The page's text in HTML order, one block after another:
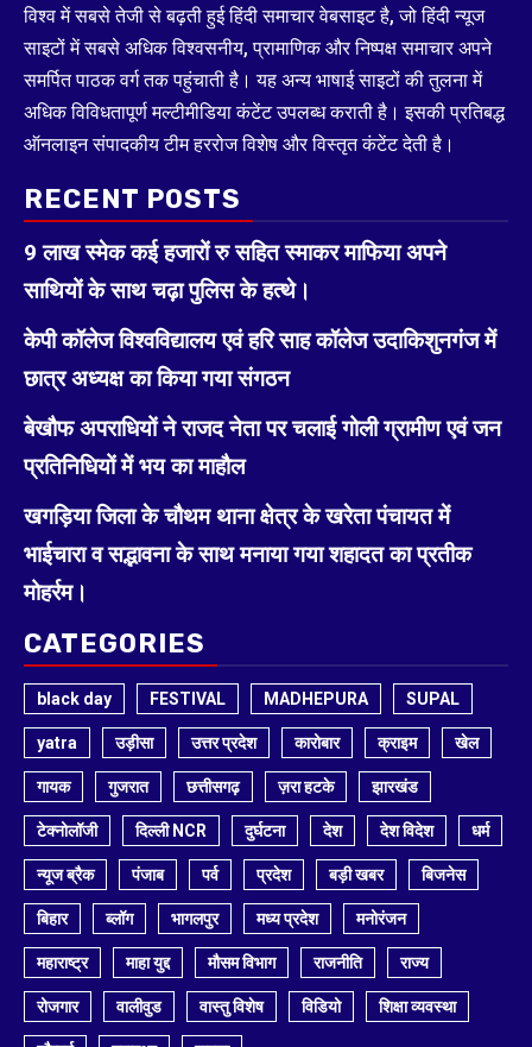
विश्व में सबसे तेजी से बढ़ती हुई हिंदी समाचार वेबसाइट है, जो हिंदी न्यूज
साइटों में सबसे अधिक विश्वसनीय, प्रामाणिक और निष्पक्ष समाचार अपने
समर्पित पाठक वर्ग तक पहुंचाती है। यह अन्य भाषाई साइटों की तुलना में
अधिक विविधतापूर्ण मल्टीमीडिया कंटेंट उपलब्ध कराती है। इसकी प्रतिबद्ध
ऑनलाइन संपादकीय टीम हररोज विशेष और विस्तृत कंटेंट देती है।
RECENT POSTS
9 लाख स्मेक कई हजारों रु सहित स्माकर माफिया अपने
साथियों के साथ चढ़ा पुलिस के हत्थे।
केपी कॉलेज विश्वविद्यालय एवं हरि साह कॉलेज उदाकिशुनगंज में
छात्र अध्यक्ष का किया गया संगठन
बेखौफ अपराधियों ने राजद नेता पर चलाई गोली ग्रामीण एवं जन
प्रतिनिधियों में भय का माहौल
खगड़िया जिला के चौथम थाना क्षेत्र के खरेता पंचायत में
भाईचारा व सद्भावना के साथ मनाया गया शहादत का प्रतीक
मोहर्रम।
CATEGORIES
black day FESTIVAL MADHEPURA SUPAL
yatra उड़ीसा उत्तर प्रदेश कारोबार क्राइम खेल
गायक गुजरात छत्तीसगढ़ ज़रा हटके झारखंड
टेक्नोलॉजी दिल्ली NCR दुर्घटना देश देश विदेश धर्म
न्यूज ब्रैक पंजाब पर्व प्रदेश बड़ी खबर बिजनेस
बिहार ब्लॉग भागलपुर मध्य प्रदेश मनोरंजन
महाराष्ट्र माहा युद्द मौसम विभाग राजनीति राज्य
रोजगार वालीवुड वास्तु विशेष विडियो शिक्षा व्यवस्था